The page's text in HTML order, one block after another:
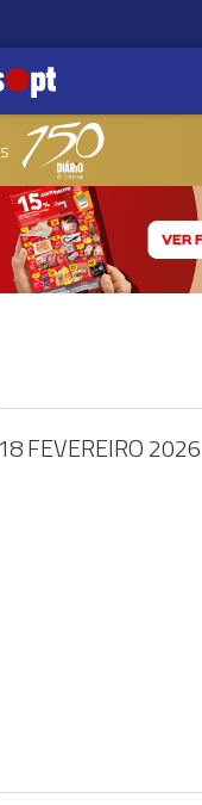
18 FEVEREIRO 2026